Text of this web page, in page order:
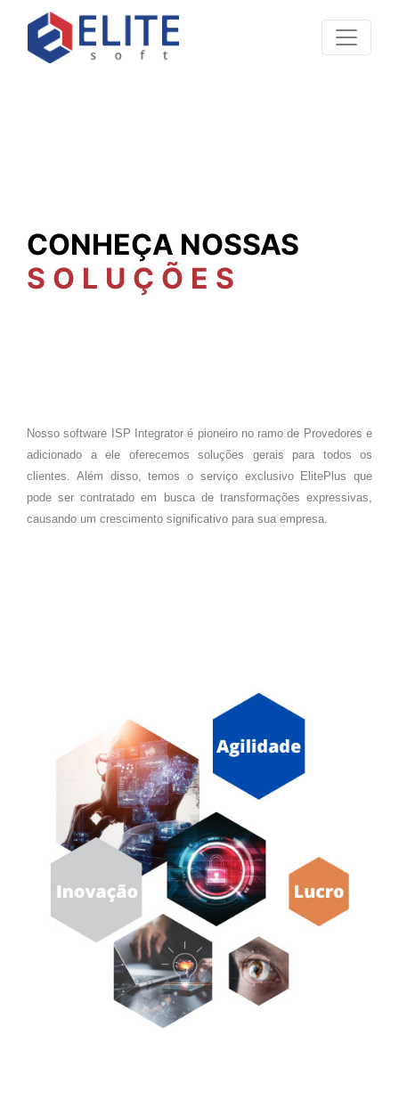
CONHEÇA NOSSAS
SOLUÇÕES
Nosso software ISP Integrator é pioneiro no ramo de Provedores e
adicionado a ele oferecemos soluções gerais para todos os
clientes. Além disso, temos o serviço exclusivo ElitePlus que
pode ser contratado em busca de transformações expressivas,
causando um crescimento significativo para sua empresa.